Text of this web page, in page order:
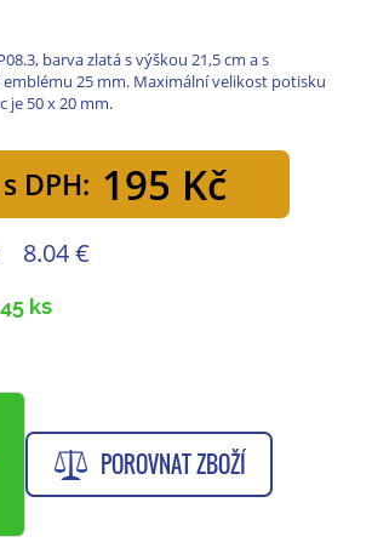
barva zlatá s výškou 21,5 cm a s
25 mm. Maximální velikost potisku
je 50 x 20 mm.
DPH: 195 Kč
8.04 €
ks
POROVNAT ZBOŽÍ